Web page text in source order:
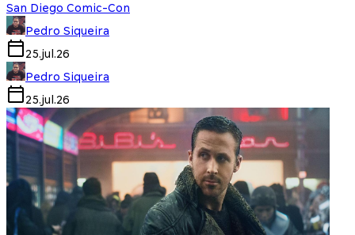
San Diego Comic-Con
Pedro Siqueira
25.jul.26
Pedro Siqueira
25.jul.26